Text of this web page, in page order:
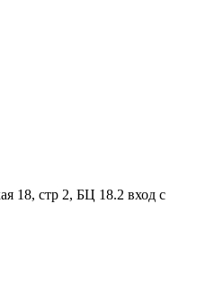
18, стр 2, БЦ 18.2 вход с